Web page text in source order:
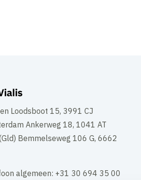
Loodsboot 15, 3991 CJ
Ankerweg 18, 1041 AT
Bemmelseweg 106 G, 6662
algemeen: +31 30 694 35 00